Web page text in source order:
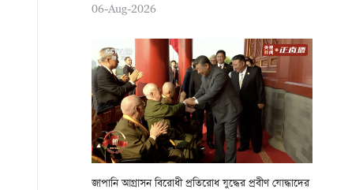
06-Aug-2026
জাপানি আগ্রাসন বিরোধী প্রতিরোধ যুদ্ধের প্রবীণ যোদ্ধাদের